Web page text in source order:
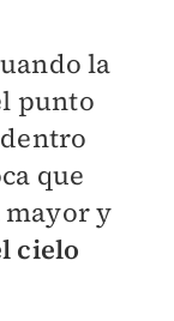
la
punto
que
mayor y
cielo